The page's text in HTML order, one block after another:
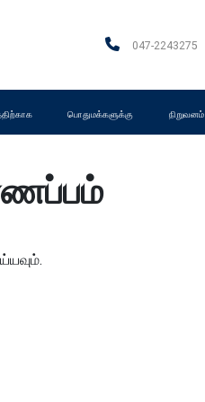
047-2243275
பொதுமக்களுக்கு நிறுவனம்